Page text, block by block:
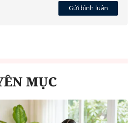
Gửi bình luận
MỤC